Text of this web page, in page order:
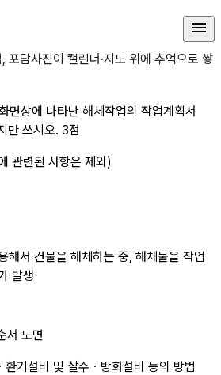
법령상 상세 페이지
포담사진이 캘린더·지도 위에 추억으로 쌓
면상에 나타난 해체작업의 작업계획서
만 쓰시오. 3점
관련된 사항은 제외)
해서 건물을 해체하는 중, 해체물을 작업
발생
서 도면
기설비 및 살수ㆍ방화설비 등의 방법